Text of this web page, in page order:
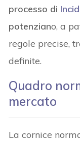
processo di
potenziano, a
regole precise,
definite.
Quadro
mercato
La cornice